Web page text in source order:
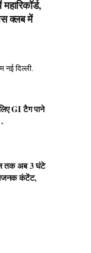
क्लब में
नई दिल्ली.
GI टैग पाने
तक अब 3 घंटे
कंटेंट,